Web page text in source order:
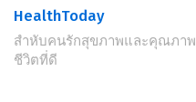
HealthToday
สำหับคนรักสุขภาพและคุณภาพ
ชีวิตที่ดี